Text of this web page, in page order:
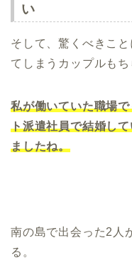
い
そして、驚くべきこ
てしまうカップルもち
私が働いていた職場
ト派遣社員で結婚し
ましたね。
南の島で出会った2人
る。